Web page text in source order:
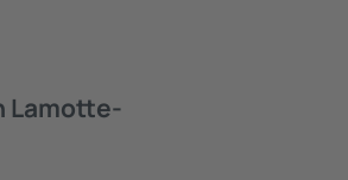
Lamotte-